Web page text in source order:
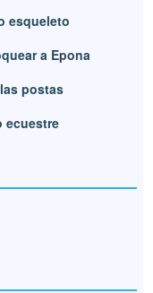
esqueleto
a Epona
postas
ecuestre